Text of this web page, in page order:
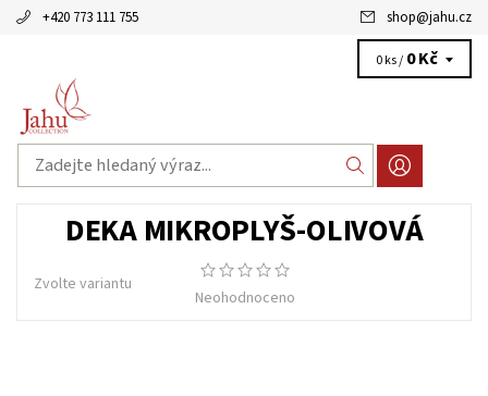
+420 773 111 755 shop@jahu.cz
0 ks / 0 Kč
DEKA MIKROPLYŠ-OLIVOVÁ
Zvolte variantu
Neohodnoceno